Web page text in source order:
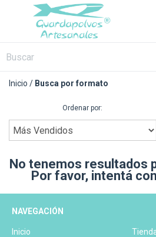
Inicio / Busca por formato
Ordenar por:
No tenemos resultados
Por favor, intentá
NAVEGACIÓN
Inicio